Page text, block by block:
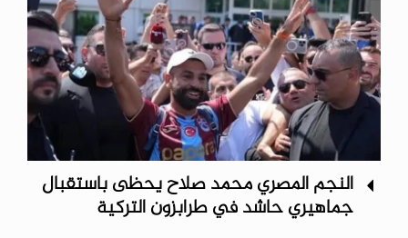
النجم المصري محمد صلاح يحظى باستقبال
جماهيري حاشد في طرابزون التركية